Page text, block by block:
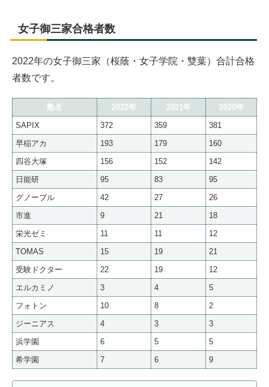
女子御三家合格者数
2022年の女子御三家（桜蔭・女子学院・雙葉）合計合格
者数です。
塾名 2022年 2021年
2020年
SAPIX
372 359
381
早稲アカ
193 179
160
四谷大塚
156 152
142
日能研
95 83
95
グノーブル
42 27
26
市進
9 21
18
栄光ゼミ
11 11
12
TOMAS
15 19
21
受験ドクター
22 19
12
エルカミノ
3 4
5
フォトン
10 8
2
ジーニアス
4 3
3
浜学園
6 5
5
希学園
7 6 9